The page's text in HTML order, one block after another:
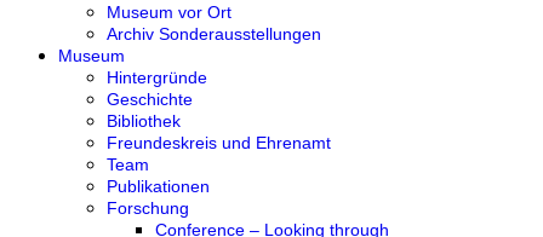
Museum vor Ort
Archiv Sonderausstellungen
Museum
Hintergründe
Geschichte
Bibliothek
Freundeskreis und Ehrenamt
Team
Publikationen
Forschung
Conference – Looking through